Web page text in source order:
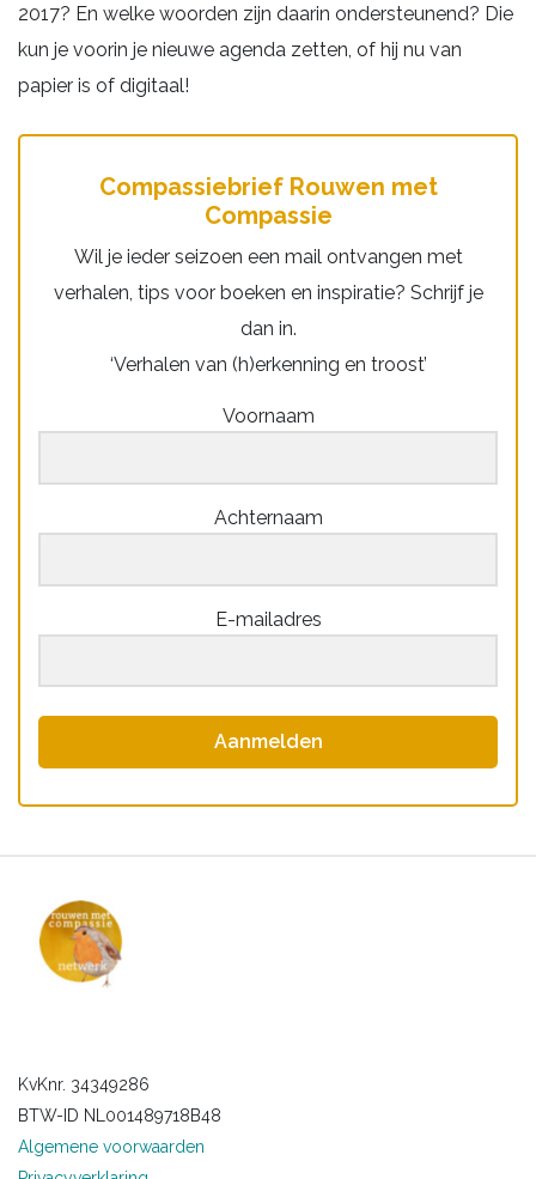
2017? En welke woorden zijn daarin ondersteunend? Die
kun je voorin je nieuwe agenda zetten, of hij nu van
papier is of digitaal!
Compassiebrief Rouwen met
Compassie
Wil je ieder seizoen een mail ontvangen met
verhalen, tips voor boeken en inspiratie? Schrijf je
dan in.
‘Verhalen van (h)erkenning en troost’
Voornaam
Achternaam
E-mailadres
Aanmelden
KvKnr. 34349286
BTW-ID NL001489718B48
Algemene voorwaarden